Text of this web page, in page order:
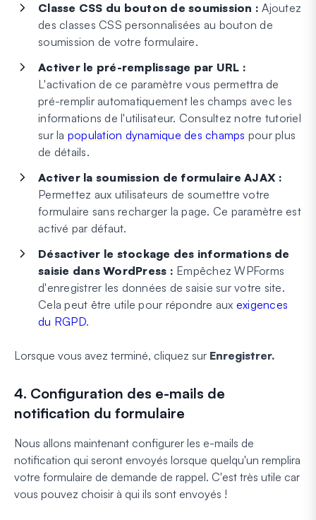
Classe CSS du bouton de soumission : Ajoutez
des classes CSS personnalisées au bouton de
soumission de votre formulaire.
Activer le pré-remplissage par URL :
L'activation de ce paramètre vous permettra de
pré-remplir automatiquement les champs avec les
informations de l'utilisateur. Consultez notre tutoriel
sur la population dynamique des champs pour plus
de détails.
Activer la soumission de formulaire AJAX :
Permettez aux utilisateurs de soumettre votre
formulaire sans recharger la page. Ce paramètre est
activé par défaut.
Désactiver le stockage des informations de
saisie dans WordPress : Empêchez WPForms
d'enregistrer les données de saisie sur votre site.
Cela peut être utile pour répondre aux exigences
du RGPD.
Lorsque vous avez terminé, cliquez sur Enregistrer.
4. Configuration des e-mails de
notification du formulaire
Nous allons maintenant configurer les e-mails de
notification qui seront envoyés lorsque quelqu'un remplira
votre formulaire de demande de rappel. C'est très utile car
vous pouvez choisir à qui ils sont envoyés !